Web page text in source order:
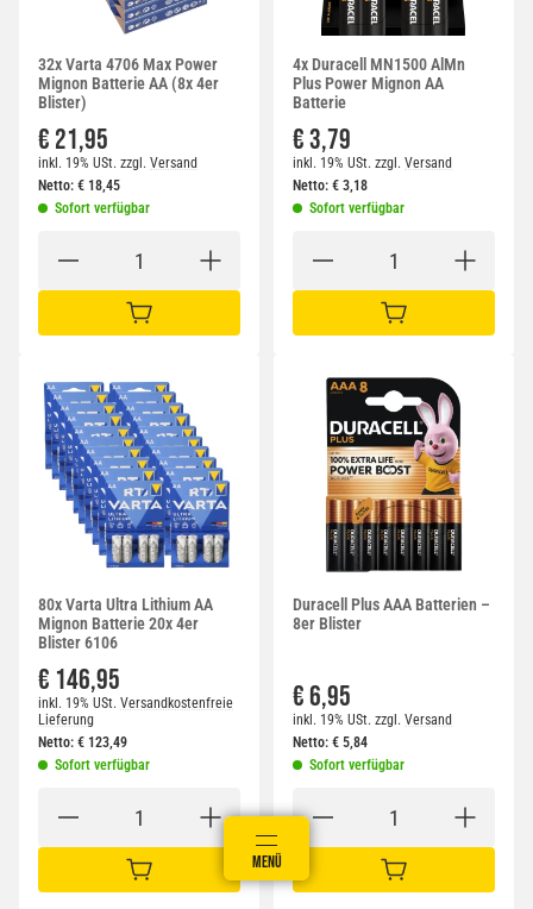
32x Varta 4706 Max Power
Mignon Batterie AA (8x 4er
Blister)
€ 21,95
inkl. 19% USt. zzgl. Versand
Netto: € 18,45
Sofort verfügbar
IN DEN WARENKORB
4x Duracell MN1500 AlMn
Plus Power Mignon AA
Batterie
€ 3,79
inkl. 19% USt. zzgl. Versand
Netto: € 3,18
Sofort verfügbar
IN DEN WARENKORB
80x Varta Ultra Lithium AA
Mignon Batterie 20x 4er
Blister 6106
€ 146,95
inkl. 19% USt. Versandkostenfreie
Lieferung
Netto: € 123,49
Sofort verfügbar
IN DEN WARENKORB
Duracell Plus AAA Batterien –
8er Blister
€ 6,95
inkl. 19% USt. zzgl. Versand
Netto: € 5,84
Sofort verfügbar
IN DEN WARENKORB
MENÜ WARENKORB